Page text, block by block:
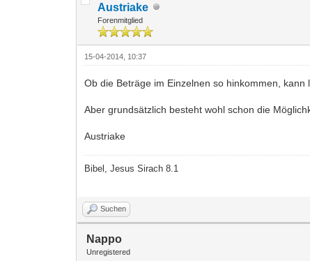
Austriake
Forenmitglied
15-04-2014, 10:37
Ob die Beträge im Einzelnen so hinkommen, kann
Aber grundsätzlich besteht wohl schon die
Austriake
Bibel, Jesus Sirach 8.1
Suchen
Nappo
Unregistered